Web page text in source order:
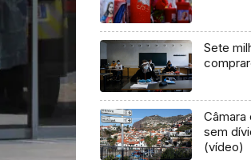
Sete
Câmara
sem
(vídeo)